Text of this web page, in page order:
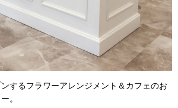
するフラワーアレンジメント＆カフェのお
。